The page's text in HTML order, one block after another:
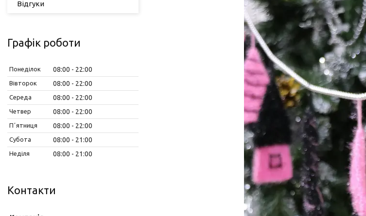
Відгуки
Графік роботи
Понеділок 08:00 22:00
Вівторок 08:00 22:00
Середа 08:00 22:00
Четвер 08:00 22:00
Пʼятниця 08:00 22:00
Субота 08:00 21:00
Неділя 08:00 21:00
Контакти